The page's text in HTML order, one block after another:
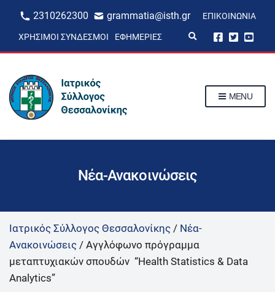
2310262300 grammatia@isth.gr ΕΠΙΚΟΙΝΩΝΊΑ
ΧΡΉΣΙΜΟΙ ΣΎΝΔΕΣΜΟΙ ΕΦΗΜΕΡΊΕΣ
p
m
MENU
Νέα-Ανακοινώσεις
Ιατρικός Σύλλογος Θεσσαλονίκης / Νέα-
Ανακοινώσεις / Αγγλόφωνο πρόγραμμα
μεταπτυχιακών σπουδών “Health Statistics & Data
Analytics”